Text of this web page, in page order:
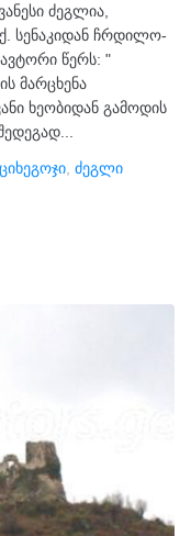
ძეგლია,
სენაკიდან ჩრდილო-
წერს: "
მარცხენა
ხეობიდან გამოდის
Ციხეგოჯი Ძეგლი